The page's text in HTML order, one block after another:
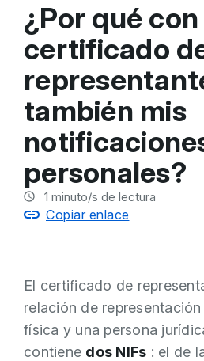
¿Por qué
certificado
también mis
personales?
1 minuto/s de lectura
Copiar enlace
El certificado de
relación de
física y una persona
contiene dos NIFs : el de